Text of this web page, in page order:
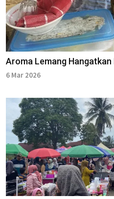
Aroma Lemang Hangatkan
6 Mar 2026